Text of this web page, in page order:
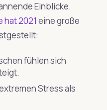
Einblicke.
hat 2021 eine große
fühlen sich
Stress als